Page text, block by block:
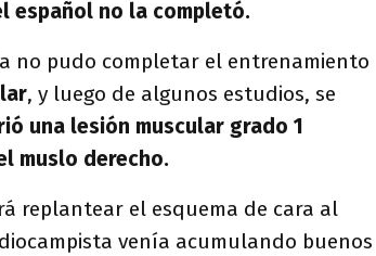
español no la completó.
no pudo completar el entrenamiento
, y luego de algunos estudios, se
una lesión muscular grado 1
muslo derecho.
replantear el esquema de cara al
venía acumulando buenos